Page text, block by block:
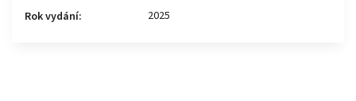
Rok vydání: 2025